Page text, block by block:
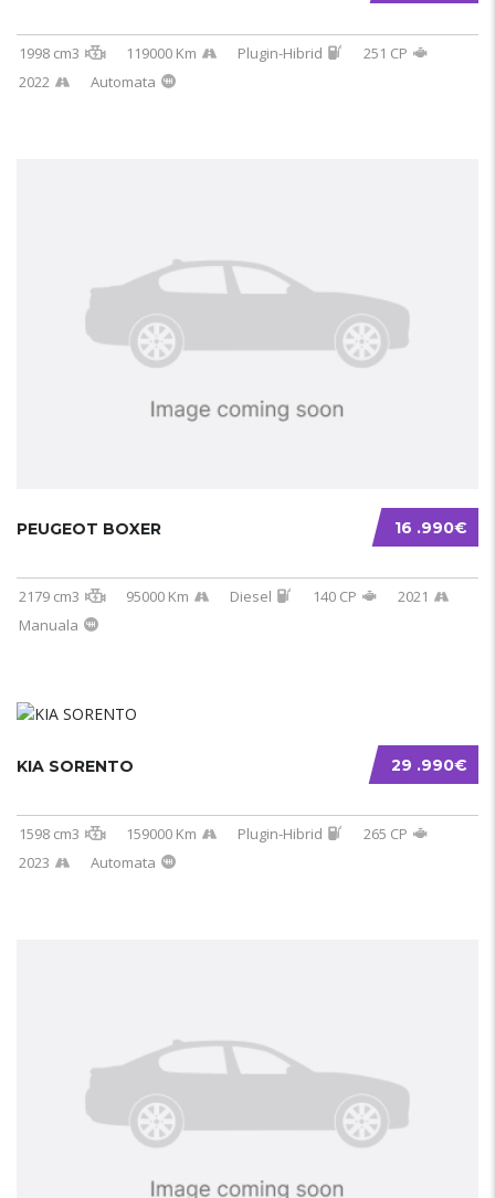
1998 cm3 119000 Km Plugin-Hibrid
251 CP
2022
Automata
16 .990€
PEUGEOT BOXER
2179 cm3 95000 Km Diesel 140 CP
2021
Manuala
29 .990€
KIA SORENTO
1598 cm3 159000 Km Plugin-Hibrid
265 CP
2023
Automata